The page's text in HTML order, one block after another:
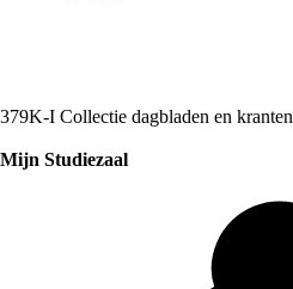
379K-I Collectie dagbladen en kranten
Mijn Studiezaal